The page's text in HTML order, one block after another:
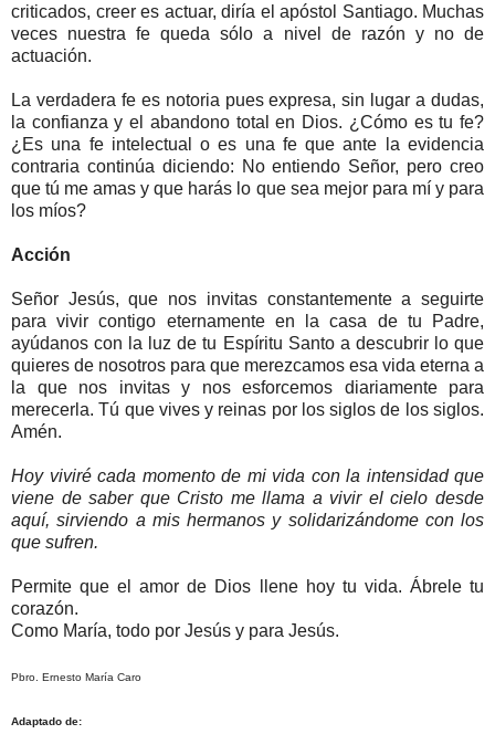
criticados, creer es actuar, diría el apóstol Santiago. Muchas
veces nuestra fe queda sólo a nivel de razón y no de
actuación.
La verdadera fe es notoria pues expresa, sin lugar a dudas,
la confianza y el abandono total en Dios. ¿Cómo es tu fe?
¿Es una fe intelectual o es una fe que ante la evidencia
contraria continúa diciendo: No entiendo Señor, pero creo
que tú me amas y que harás lo que sea mejor para mí y para
los míos?
Acción
Señor Jesús, que nos invitas constantemente a seguirte
para vivir contigo eternamente en la casa de tu Padre,
ayúdanos con la luz de tu Espíritu Santo a descubrir lo que
quieres de nosotros para que merezcamos esa vida eterna a
la que nos invitas y nos esforcemos diariamente para
merecerla. Tú que vives y reinas por los siglos de los siglos.
Amén.
Hoy viviré cada momento de mi vida con la intensidad que
viene de saber que Cristo me llama a vivir el cielo desde
aquí, sirviendo a mis hermanos y solidarizándome con los
que sufren.
Permite que el amor de Dios llene hoy tu vida. Ábrele tu
corazón.
Como María, todo por Jesús y para Jesús.
Pbro. Ernesto María Caro
Adaptado de: